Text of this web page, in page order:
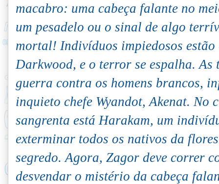
macabro: uma cabeça falante no
um pesadelo ou o sinal de algo
mortal! Indivíduos impiedosos
Darkwood, e o terror se espalha.
guerra contra os homens brancos,
inquieto chefe Wyandot, Akenat. No
sangrenta está Harakam, um
exterminar todos os nativos da
segredo. Agora, Zagor deve correr
desvendar o mistério da cabeça